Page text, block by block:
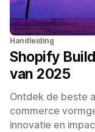
Handleiding
Shopify
van 2025
Ontdek de beste
commerce
innovatie en